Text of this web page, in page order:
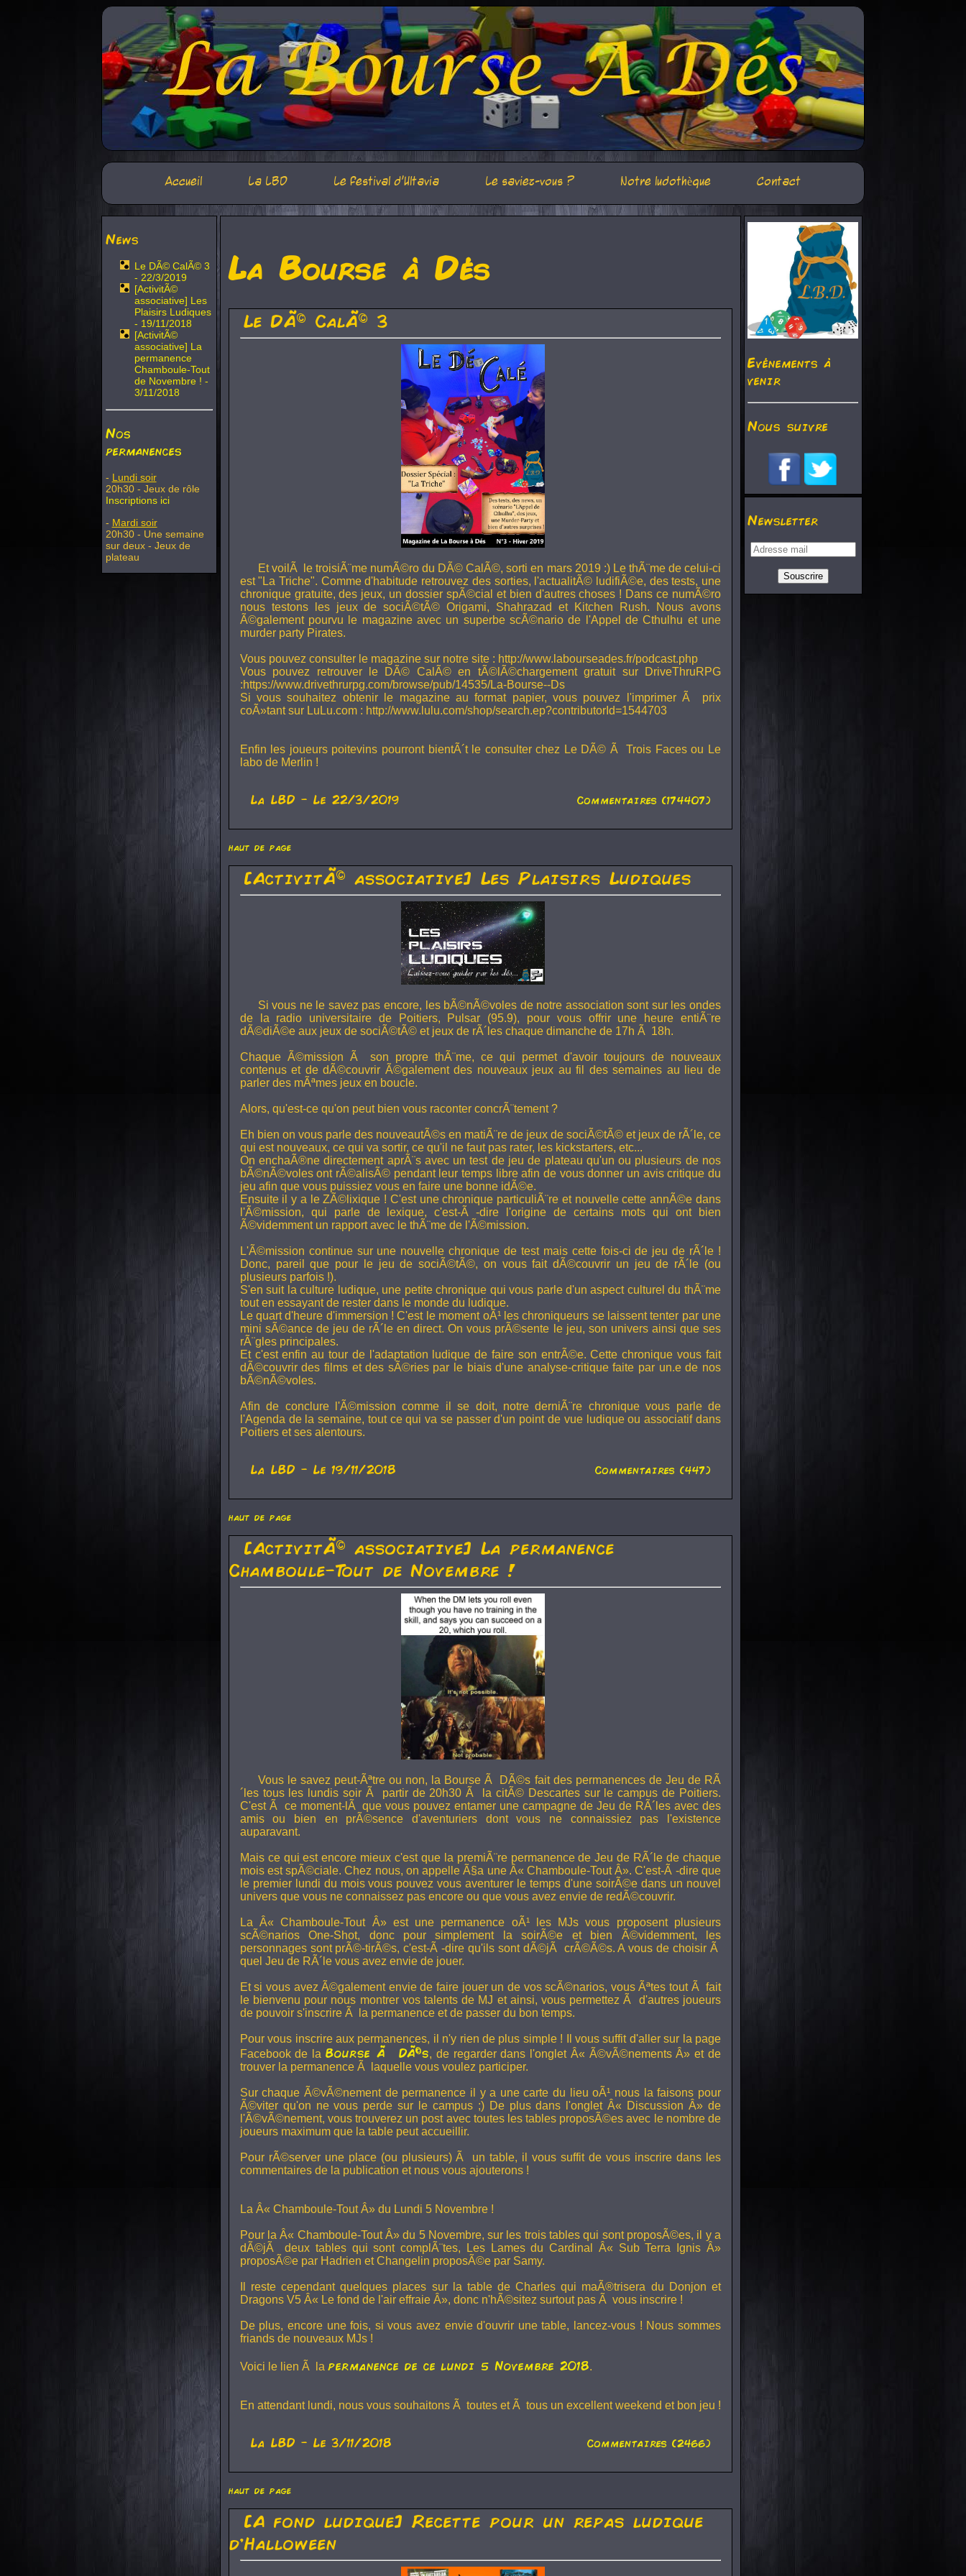
Accueil La LBD Le festival d'Ultavia Le saviez-vous ? Notre ludothèque Contact
News
Le DÃ© CalÃ© 3
- 22/3/2019
[ActivitÃ©
associative] Les
Plaisirs Ludiques
- 19/11/2018
[ActivitÃ©
associative] La
permanence
Chamboule-Tout
de Novembre ! -
3/11/2018
Nos
permanences
- Lundi soir
20h30 - Jeux de rôle
Inscriptions ici
- Mardi soir
20h30 - Une semaine
sur deux - Jeux de
plateau
La Bourse à Dés
Le DÃ© CalÃ© 3
Et voilÃ le troisiÃ¨me numÃ©ro du DÃ© CalÃ©, sorti en mars 2019 :) Le thÃ¨me de celui-ci
est "La Triche". Comme d'habitude retrouvez des sorties, l'actualitÃ© ludifiÃ©e, des tests, une
chronique gratuite, des jeux, un dossier spÃ©cial et bien d'autres choses ! Dans ce numÃ©ro
nous testons les jeux de sociÃ©tÃ© Origami, Shahrazad et Kitchen Rush. Nous avons
Ã©galement pourvu le magazine avec un superbe scÃ©nario de l'Appel de Cthulhu et une
murder party Pirates.
Vous pouvez consulter le magazine sur notre site : http://www.labourseades.fr/podcast.php
Vous pouvez retrouver le DÃ© CalÃ© en tÃ©lÃ©chargement gratuit sur DriveThruRPG
:https://www.drivethrurpg.com/browse/pub/14535/La-Bourse--Ds
Si vous souhaitez obtenir le magazine au format papier, vous pouvez l'imprimer Ã prix
coÃ»tant sur LuLu.com : http://www.lulu.com/shop/search.ep?contributorId=1544703
Enfin les joueurs poitevins pourront bientÃ´t le consulter chez Le DÃ© Ã Trois Faces ou Le
labo de Merlin !
La LBD - Le 22/3/2019 Commentaires (174407)
haut de page
[ActivitÃ© associative] Les Plaisirs Ludiques
Si vous ne le savez pas encore, les bÃ©nÃ©voles de notre association sont sur les ondes
de la radio universitaire de Poitiers, Pulsar (95.9), pour vous offrir une heure entiÃ¨re
dÃ©diÃ©e aux jeux de sociÃ©tÃ© et jeux de rÃ´les chaque dimanche de 17h Ã 18h.
Chaque Ã©mission Ã son propre thÃ¨me, ce qui permet d'avoir toujours de nouveaux
contenus et de dÃ©couvrir Ã©galement des nouveaux jeux au fil des semaines au lieu de
parler des mÃªmes jeux en boucle.
Alors, qu'est-ce qu'on peut bien vous raconter concrÃ¨tement ?
Eh bien on vous parle des nouveautÃ©s en matiÃ¨re de jeux de sociÃ©tÃ© et jeux de rÃ´le, ce
qui est nouveaux, ce qui va sortir, ce qu'il ne faut pas rater, les kickstarters, etc...
On enchaÃ®ne directement aprÃ¨s avec un test de jeu de plateau qu'un ou plusieurs de nos
bÃ©nÃ©voles ont rÃ©alisÃ© pendant leur temps libre afin de vous donner un avis critique du
jeu afin que vous puissiez vous en faire une bonne idÃ©e.
Ensuite il y a le ZÃ©lixique ! C'est une chronique particuliÃ¨re et nouvelle cette annÃ©e dans
l'Ã©mission, qui parle de lexique, c'est-Ã -dire l'origine de certains mots qui ont bien
Ã©videmment un rapport avec le thÃ¨me de l'Ã©mission.
L'Ã©mission continue sur une nouvelle chronique de test mais cette fois-ci de jeu de rÃ´le !
Donc, pareil que pour le jeu de sociÃ©tÃ©, on vous fait dÃ©couvrir un jeu de rÃ´le (ou
plusieurs parfois !).
S'en suit la culture ludique, une petite chronique qui vous parle d'un aspect culturel du thÃ¨me
tout en essayant de rester dans le monde du ludique.
Le quart d'heure d'immersion ! C'est le moment oÃ¹ les chroniqueurs se laissent tenter par une
mini sÃ©ance de jeu de rÃ´le en direct. On vous prÃ©sente le jeu, son univers ainsi que ses
rÃ¨gles principales.
Et c'est enfin au tour de l'adaptation ludique de faire son entrÃ©e. Cette chronique vous fait
dÃ©couvrir des films et des sÃ©ries par le biais d'une analyse-critique faite par un.e de nos
bÃ©nÃ©voles.
Afin de conclure l'Ã©mission comme il se doit, notre derniÃ¨re chronique vous parle de
l'Agenda de la semaine, tout ce qui va se passer d'un point de vue ludique ou associatif dans
Poitiers et ses alentours.
La LBD - Le 19/11/2018 Commentaires (447)
haut de page
[ActivitÃ© associative] La permanence
Chamboule-Tout de Novembre !
Vous le savez peut-Ãªtre ou non, la Bourse Ã DÃ©s fait des permanences de Jeu de RÃ
´les tous les lundis soir Ã partir de 20h30 Ã la citÃ© Descartes sur le campus de Poitiers.
C'est Ã ce moment-lÃ que vous pouvez entamer une campagne de Jeu de RÃ´les avec des
amis ou bien en prÃ©sence d'aventuriers dont vous ne connaissiez pas l'existence
auparavant.
Mais ce qui est encore mieux c'est que la premiÃ¨re permanence de Jeu de RÃ´le de chaque
mois est spÃ©ciale. Chez nous, on appelle Ã§a une Â« Chamboule-Tout Â». C'est-Ã -dire que
le premier lundi du mois vous pouvez vous aventurer le temps d'une soirÃ©e dans un nouvel
univers que vous ne connaissez pas encore ou que vous avez envie de redÃ©couvrir.
La Â« Chamboule-Tout Â» est une permanence oÃ¹ les MJs vous proposent plusieurs
scÃ©narios One-Shot, donc pour simplement la soirÃ©e et bien Ã©videmment, les
personnages sont prÃ©-tirÃ©s, c'est-Ã -dire qu'ils sont dÃ©jÃ crÃ©Ã©s. A vous de choisir Ã
quel Jeu de RÃ´le vous avez envie de jouer.
Et si vous avez Ã©galement envie de faire jouer un de vos scÃ©narios, vous Ãªtes tout Ã fait
le bienvenu pour nous montrer vos talents de MJ et ainsi, vous permettez Ã d'autres joueurs
de pouvoir s'inscrire Ã la permanence et de passer du bon temps.
Pour vous inscrire aux permanences, il n'y rien de plus simple ! Il vous suffit d'aller sur la page
Facebook de la Bourse Ã DÃ©s, de regarder dans l'onglet Â« Ã©vÃ©nements Â» et de
trouver la permanence Ã laquelle vous voulez participer.
Sur chaque Ã©vÃ©nement de permanence il y a une carte du lieu oÃ¹ nous la faisons pour
Ã©viter qu'on ne vous perde sur le campus ;) De plus dans l'onglet Â« Discussion Â» de
l'Ã©vÃ©nement, vous trouverez un post avec toutes les tables proposÃ©es avec le nombre de
joueurs maximum que la table peut accueillir.
Pour rÃ©server une place (ou plusieurs) Ã un table, il vous suffit de vous inscrire dans les
commentaires de la publication et nous vous ajouterons !
La Â« Chamboule-Tout Â» du Lundi 5 Novembre !
Pour la Â« Chamboule-Tout Â» du 5 Novembre, sur les trois tables qui sont proposÃ©es, il y a
dÃ©jÃ deux tables qui sont complÃ¨tes,
Les Lames du Cardinal
Â« Sub Terra Ignis Â»
proposÃ©e par Hadrien etChangelin proposÃ©e par Samy.
Il reste cependant quelques places sur la table de Charles qui maÃ®trisera du Donjon et
Dragons V5Â« Le fond de l'air effraie Â», donc n'hÃ©sitez surtout pas Ã vous inscrire !
De plus, encore une fois, si vous avez envie d'ouvrir une table, lancez-vous ! Nous sommes
friands de nouveaux MJs !
Voici le lien Ã la permanence de ce lundi 5 Novembre 2018.
En attendant lundi, nous vous souhaitons Ã toutes et Ã tous un excellent weekend et bon jeu !
La LBD - Le 3/11/2018 Commentaires (2466)
haut de page
[A fond ludique] Recette pour un repas ludique
d'Halloween
Evénements à
venir
Nous suivre
Newsletter